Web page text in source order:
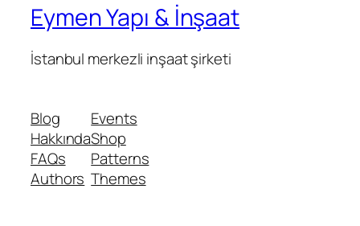
Eymen Yapı & İnşaat
İstanbul merkezli inşaat şirketi
Blog
Hakkında
FAQs
Authors
Events
Shop
Patterns
Themes